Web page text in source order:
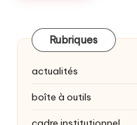
Rubriques
actualités
boîte à outils